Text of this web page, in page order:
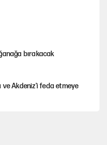
bırakacak
ve Akdeniz'i feda etmeye